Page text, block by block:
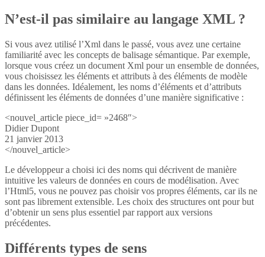
N’est-il pas similaire au langage XML ?
Si vous avez utilisé l’Xml dans le passé, vous avez une certaine
familiarité avec les concepts de balisage sémantique. Par exemple,
lorsque vous créez un document Xml pour un ensemble de données,
vous choisissez les éléments et attributs à des éléments de modèle
dans les données. Idéalement, les noms d’éléments et d’attributs
définissent les éléments de données d’une manière significative :
<nouvel_article piece_id= »2468″>
Didier Dupont
21 janvier 2013
</nouvel_article>
Le développeur a choisi ici des noms qui décrivent de manière
intuitive les valeurs de données en cours de modélisation. Avec
l’Html5, vous ne pouvez pas choisir vos propres éléments, car ils ne
sont pas librement extensible. Les choix des structures ont pour but
d’obtenir un sens plus essentiel par rapport aux versions
précédentes.
Différents types de sens